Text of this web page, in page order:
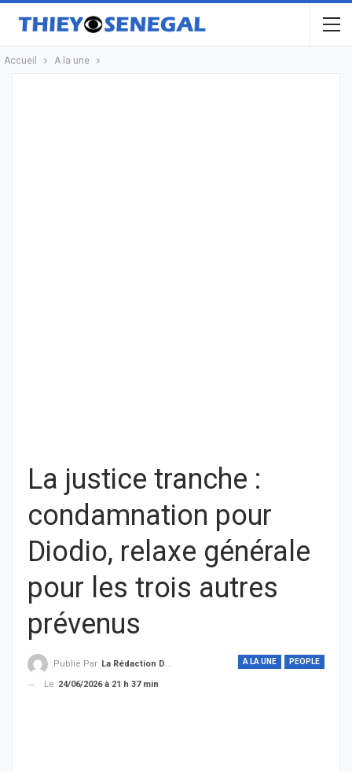
Accueil A la une
La justice tranche :
condamnation pour
Diodio, relaxe générale
pour les trois autres
prévenus
A LA UNE PEOPLE
Publié Par La Rédaction De THIEYSENEGAL.com
Le 24/06/2026 à 21 h 37 min